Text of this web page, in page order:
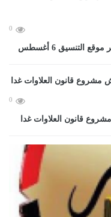
0
0
قانون العلاوات غدا